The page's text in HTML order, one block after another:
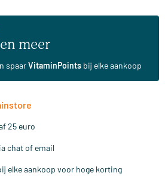
meer
spaarVitaminPoints bij elke aankoop
25 euro
chat of email
elke aankoop voor hoge korting